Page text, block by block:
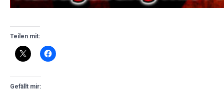
Teilen mit:
Gefällt mir: